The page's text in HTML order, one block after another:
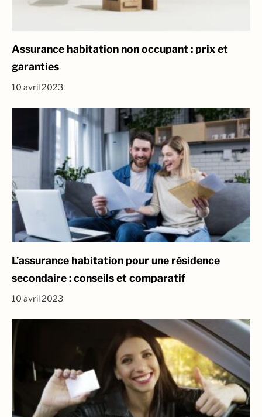
Assurance habitation non occupant : prix et
garanties
10 avril 2023
L’assurance habitation pour une résidence
secondaire : conseils et comparatif
10 avril 2023